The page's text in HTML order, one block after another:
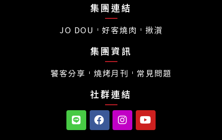
集團連結
JO DOU 好客燒肉 揪㵑
集團資訊
饕客分享 燒烤月刊 常見問題
社群連結